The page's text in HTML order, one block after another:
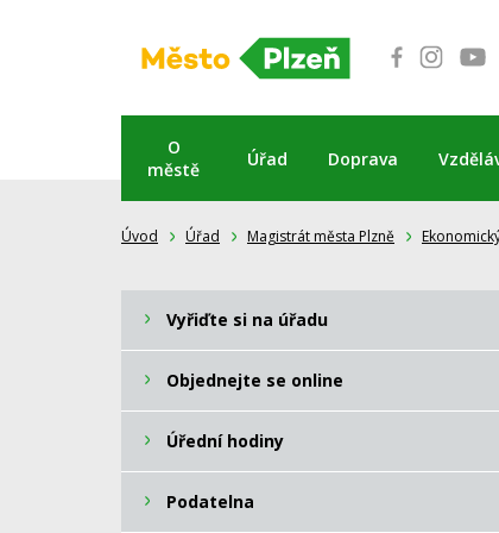
O
městě
Úřad Doprava
Úvod Úřad Magistrát města Plzně
Vyřiďte si na úřadu
Objednejte se online
Úřední hodiny
Podatelna